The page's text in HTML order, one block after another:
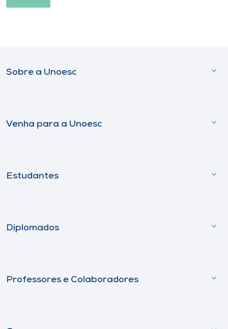
Sobre a Unoesc
Venha para a Unoesc
Estudantes
Diplomados
Professores e Colaboradores